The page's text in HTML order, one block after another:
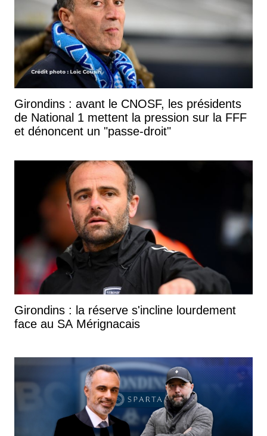
Girondins : avant le CNOSF, les présidents
de National 1 mettent la pression sur la FFF
et dénoncent un "passe-droit"
Girondins : la réserve s'incline lourdement
face au SA Mérignacais